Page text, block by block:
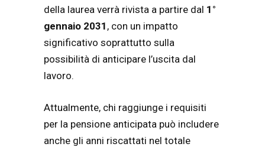
della laurea verrà rivista a partire dal 1°
gennaio 2031 , con un impatto
significativo soprattutto sulla
possibilità di anticipare l’uscita dal
lavoro.
Attualmente, chi raggiunge i requisiti
per la pensione anticipata può includere
anche gli anni riscattati nel totale